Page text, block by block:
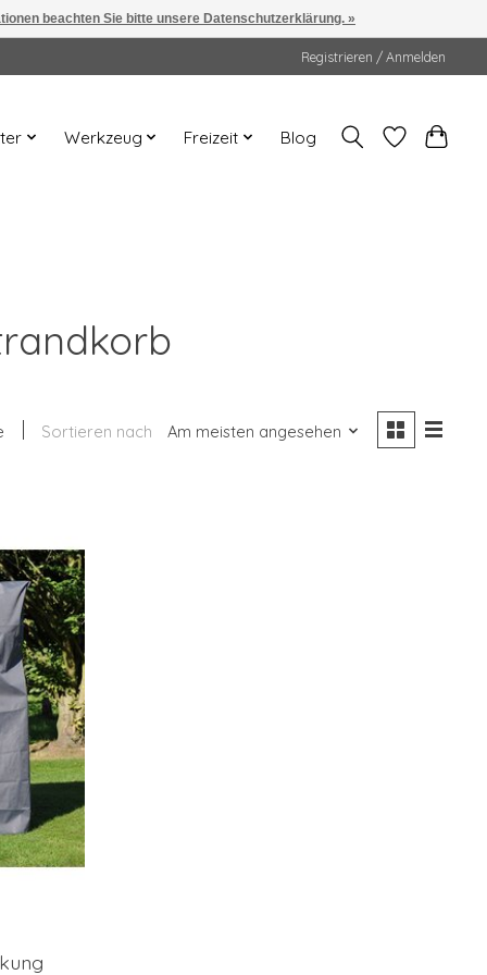
Registrieren / Anmelden
Werkzeug Freizeit Blog
Sortieren nach Am meisten angesehen
beachten Sie bitte unsere Datenschutzerklärung. »